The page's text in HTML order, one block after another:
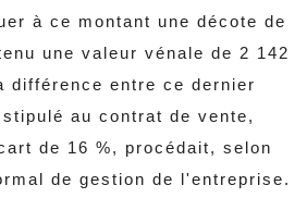
à ce montant une décote de
une valeur vénale de 2 142
différence entre ce dernier
au contrat de vente,
de 16 %, procédait, selon
de gestion de l'entreprise.